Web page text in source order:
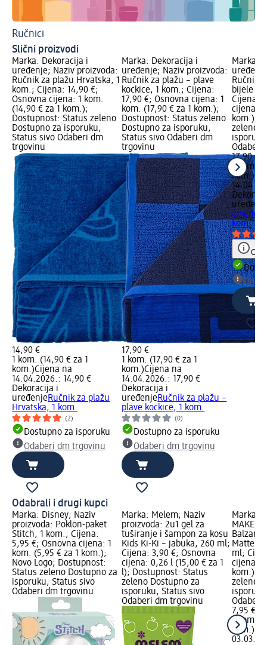
Ručnici
Slični proizvodi
Marka: Dekoracija i
uređenje; Naziv proizvoda:
Ručnik za plažu Hrvatska, 1
kom.; Cijena: 14,90 €;
Osnovna cijena: 1 kom.
(14,90 € za 1 kom.);
Dostupnost: Status zeleno
Dostupno za isporuku,
Status sivo Odaberi dm
trgovinu
14,90 €
1 kom. (14,90 € za 1
kom.)Cijena na
14.04.2026.: 14,90 €
Dekoracija i
uređenjeRučnik za plažu
Hrvatska, 1 kom.
(2)
Dostupno za isporuku
Odaberi dm trgovinu
Marka: Dekoracija i
uređenje; Naziv proizvoda:
Ručnik za plažu – plave
kockice, 1 kom.; Cijena:
17,90 €; Osnovna cijena: 1
kom. (17,90 € za 1 kom.);
Dostupnost: Status zeleno
Dostupno za isporuku,
Status sivo Odaberi dm
trgovinu
17,90 €
1 kom. (17,90 € za 1
kom.)Cijena na
14.04.2026.: 17,90 €
Dekoracija i
uređenjeRučnik za plažu –
plave kockice, 1 kom.
(0)
Dostupno za isporuku
Odaberi dm trgovinu
Marka:
Ručnik
bijele
Cijena:
cijena: 1
kom.);
zeleno
Odaberi
17,90 €
1 kom.
kom.)
uređenje
crveno-
kom.
Odabrali i drugi kupci
Marka: Disney; Naziv
proizvoda: Poklon-paket
Stitch, 1 kom.; Cijena:
5,95 €; Osnovna cijena: 1
kom. (5,95 € za 1 kom.);
Novo Logo; Dostupnost:
Status zeleno Dostupno za
isporuku, Status sivo
Odaberi dm trgovinu
Marka: Melem; Naziv
proizvoda: 2u1 gel za
tuširanje i šampon za kosu
Kids Ki-Ki – jabuka, 260 ml;
Cijena: 3,90 €; Osnovna
cijena: 0,26 l (15,00 € za 1
l); Dostupnost: Status
zeleno Dostupno za
isporuku, Status sivo
Odaberi dm trgovinu
Marka:
Balzam
Matte –
ml;
cijena: 1
kom.);
zeleno
Odaberi
7,95 €
1 kom.
kom.)